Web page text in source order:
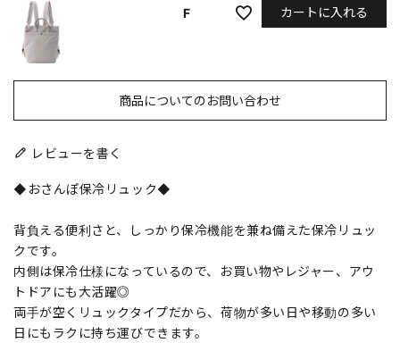
F カートに入れる
商品についてのお問い合わせ
レビューを書く
◆おさんぽ保冷リュック◆
背負える便利さと、しっかり保冷機能を兼ね備えた保冷リュッ
クです。
内側は保冷仕様になっているので、お買い物やレジャー、アウ
トドアにも大活躍◎
両手が空くリュックタイプだから、荷物が多い日や移動の多い
日にもラクに持ち運びできます。